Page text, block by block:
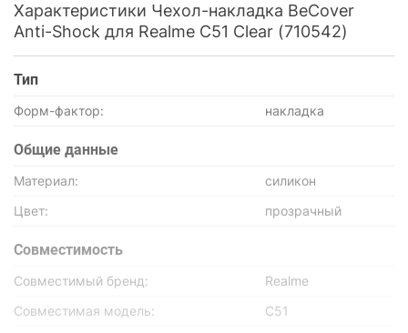
Характеристики Чехол-накладка BeCover
Anti-Shock для Realme C51 Clear (710542)
Тип
Форм-фактор: накладка
Общие данные
Материал:
силикон
Цвет:
прозрачный
Совместимость
Совместимый бренд:
Realme
Совместимая модель:
C51